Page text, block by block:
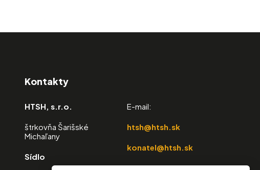
Kontakty
HTSH, s.r.o.
štrkovňa Šarišské
Michaľany
Sídlo
E-mail:
htsh@htsh.sk
konatel@htsh.sk
strkovna@htsh.sk